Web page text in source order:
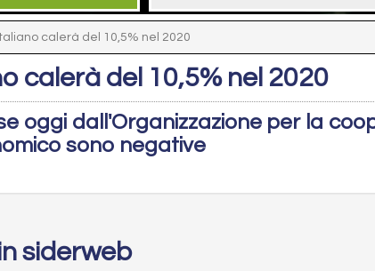
calerà del 10,5% nel 2020
calerà del 10,5% nel 2020
oggi dall'Organizzazione per la
sono negative
siderweb